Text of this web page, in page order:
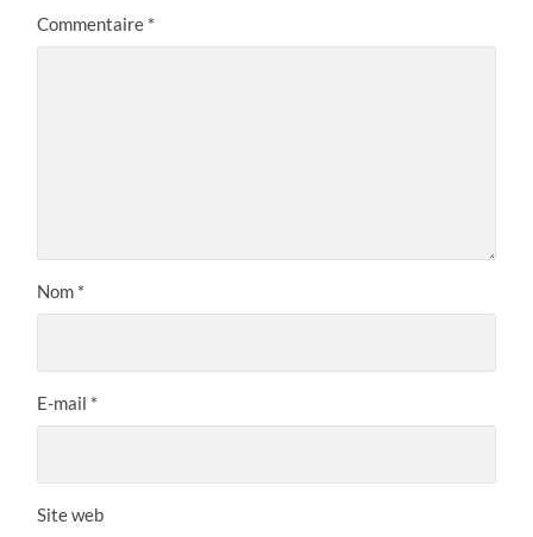
Commentaire *
Nom *
E-mail *
Site web